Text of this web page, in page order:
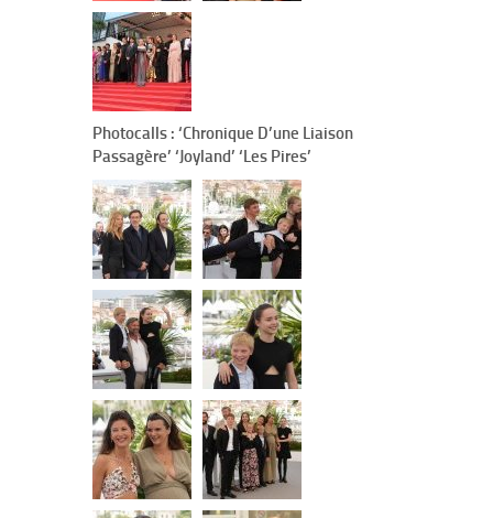
Photocalls : ‘Chronique D’une Liaison
Passagère’ ‘Joyland’ ‘Les Pires’